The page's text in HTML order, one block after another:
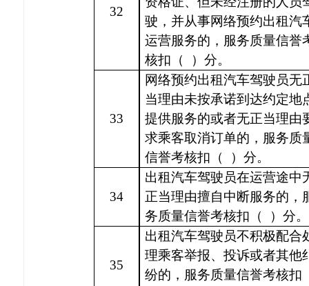
32
驶，并从事网络预约出租汽
运营服务的，服务质量信誉
核扣（
）分。
33
网络预约出租汽车驾驶员无
当理由未按承诺到达约定地
提供服务的或者无正当理由
求乘客取消订单的，服务质
信誉考核扣（
）分。
34
出租汽车驾驶员在运营途中
正当理由擅自中断服务的，
务质量信誉考核扣（
）分。
35
出租汽车驾驶员不积极配合
理乘客举报、投诉或者其他
纷的，服务质量信誉考核扣